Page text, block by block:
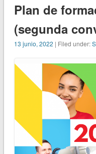
Plan de
(segunda
13 junio, 2022 | Filed under: